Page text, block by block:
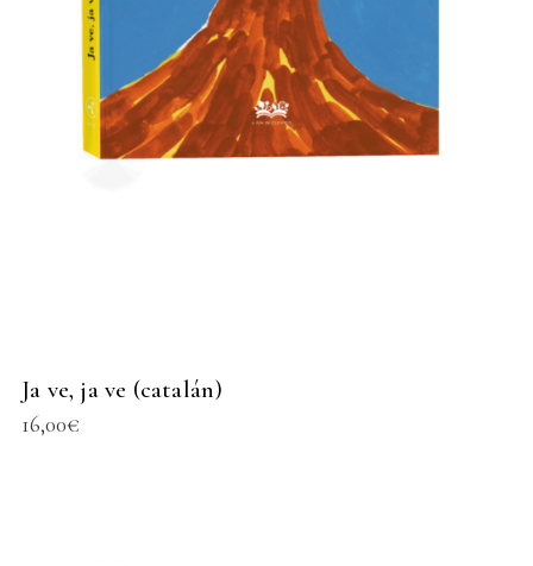
Ja ve, ja ve (catalán)
16,00€